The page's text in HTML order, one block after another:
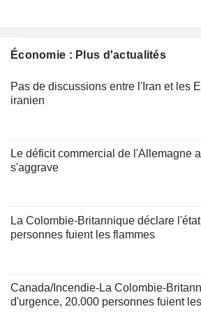
Économie : Plus d'actualités
Pas de discussions entre l'Iran et les
iranien
Le déficit commercial de l'Allemagne
s'aggrave
La Colombie-Britannique déclare
personnes fuient les flammes
Canada/Incendie-La Colombie-
d'urgence, 20.000 personnes fuient